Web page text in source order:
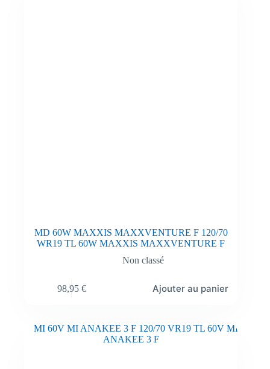
MD 60W MAXXIS MAXXVENTURE F 120/70
WR19 TL 60W MAXXIS MAXXVENTURE F
Non classé
98,95 € Ajouter au panier